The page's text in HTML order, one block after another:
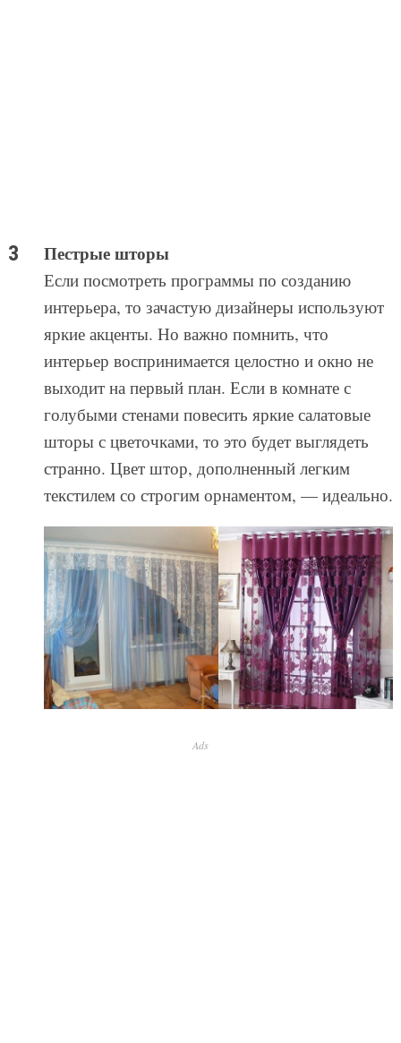
Пестрые шторы
Если посмотреть программы по созданию
интерьера, то зачастую дизайнеры используют
яркие акценты. Но важно помнить, что
интерьер воспринимается целостно и окно не
выходит на первый план. Если в комнате с
голубыми стенами повесить яркие салатовые
шторы с цветочками, то это будет выглядеть
странно. Цвет штор, дополненный легким
текстилем со строгим орнаментом, — идеально.
Ads